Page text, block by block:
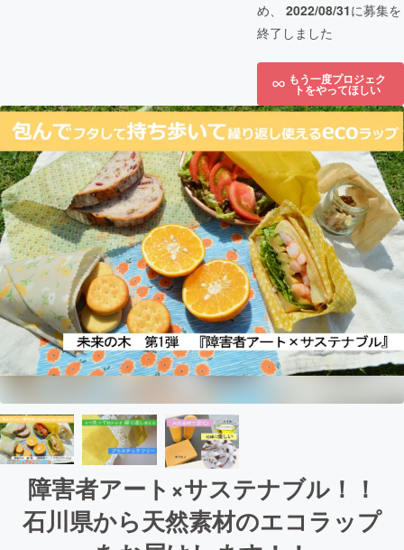
め、 2022/08/31に募集を
終了しました
もう一度プロジェク
トをやってほしい
障害者アート×サステナブル！！
石川県から天然素材のエコラップ